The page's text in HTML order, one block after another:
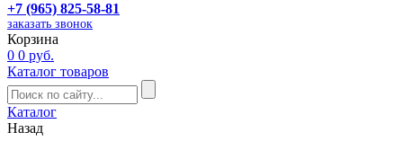
+7 (965) 825-58-81
заказать звонок
Корзина
0 0 руб.
Каталог товаров
Каталог
Назад